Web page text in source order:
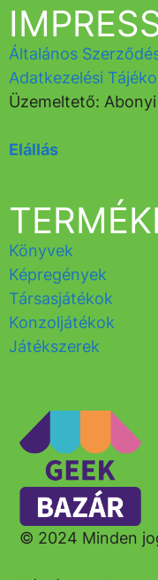
© 2024 Minden
Könyvek
Képregények
Társasjátékok
Konzoljátékok
Játékszerek
Általános
Adatkezelési
Üzemeltető:
Elállás